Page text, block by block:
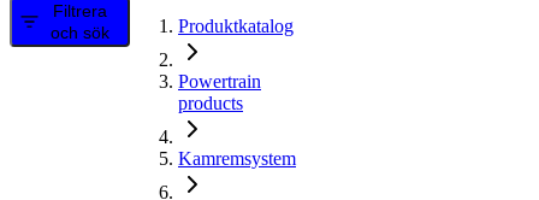
Filtrera
och sök
Produktkatalog
Powertrain
products
Kamremsystem